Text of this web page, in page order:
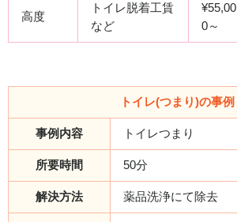
高度
トイレ脱着工賃
など
¥55,00
0～
トイレ(つまり)の事例
事例内容 トイレつまり
所要時間 50分
解決方法 薬品洗浄にて除去